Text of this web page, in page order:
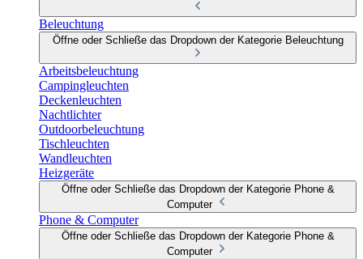
Beleuchtung
Öffne oder Schließe das Dropdown der Kategorie Beleuchtung
Arbeitsbeleuchtung
Campingleuchten
Deckenleuchten
Nachtlichter
Outdoorbeleuchtung
Tischleuchten
Wandleuchten
Heizgeräte
Öffne oder Schließe das Dropdown der Kategorie Phone &
Computer
Phone & Computer
Öffne oder Schließe das Dropdown der Kategorie Phone &
Computer